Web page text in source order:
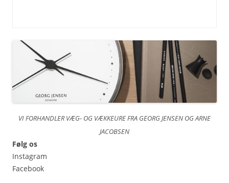
VI FORHANDLER VÆG- OG VÆKKEURE FRA GEORG JENSEN OG ARNE
JACOBSEN
Følg os
Instagram
Facebook